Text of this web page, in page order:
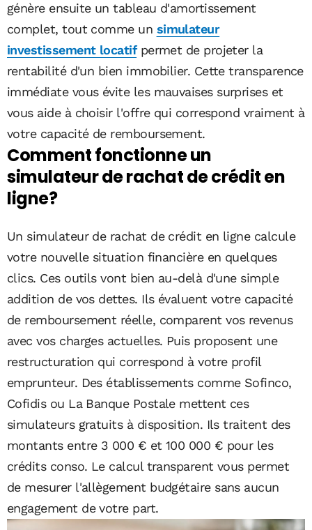
génère ensuite un tableau d'amortissement
complet, tout comme un simulateur
investissement locatifpermet de projeter la
rentabilité d'un bien immobilier. Cette transparence
immédiate vous évite les mauvaises surprises et
vous aide à choisir l'offre qui correspond vraiment à
votre capacité de remboursement.
Comment fonctionne un
simulateur de rachat de crédit en
ligne?
Un simulateur de rachat de crédit en ligne calcule
votre nouvelle situation financière en quelques
clics. Ces outils vont bien au-delà d'une simple
addition de vos dettes. Ils évaluent votre capacité
de remboursement réelle, comparent vos revenus
avec vos charges actuelles. Puis proposent une
restructuration qui correspond à votre profil
emprunteur. Des établissements comme Sofinco,
Cofidis ou La Banque Postale mettent ces
simulateurs gratuits à disposition. Ils traitent des
montants entre 3 000 € et 100 000 € pour les
crédits conso. Le calcul transparent vous permet
de mesurer l'allègement budgétaire sans aucun
engagement de votre part.